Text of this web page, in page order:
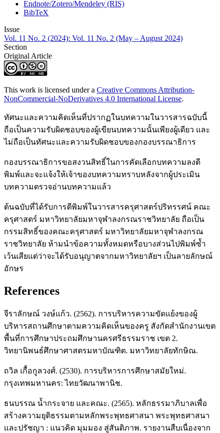
Endnote/Zotero/Mendeley (RIS)
BibTeX
Issue
Vol. 11 No. 2 (2024): Vol. 11 No. 2 (May – August 2024)
Section
Original Article
This work is licensed under a Creative Commons Attribution-
NonCommercial-NoDerivatives 4.0 International License.
ทัศนะและความคิดเห็นที่ปรากฏในบทความในวารสารฉบับนี้
ถือเป็นความรับผิดชอบของผู้เขียนบทความนั้นเพียงผู้เดียว และ
ไม่ถือเป็นทัศนะและความรับผิดชอบของกองบรรณาธิการ
กองบรรณาธิการขอสงวนสิทธิ์ในการคัดเลือกบทความลงตี
พิมพ์และจะแจ้งให้เจ้าของบทความทราบหลังจากผู้ประเมิน
บทความตรวจอ่านบทความแล้ว
ต้นฉบับที่ได้รับการตีพิมพ์ในวารสารครุศาสตร์ปริทรรศน์ คณะ
ครุศาสตร์ มหาวิทยาลัยมหาจุฬาลงกรณราชวิทยาลัย ถือเป็น
กรรมสิทธิ์ของคณะครุศาสตร์ มหาวิทยาลัยมหาจุฬาลงกรณ
ราชวิทยาลัย ห้ามนำข้อความทั้งหมดหรือบางส่วนไปพิมพ์ซ้ำ
เว้นเสียแต่ว่าจะได้รับอนุญาตจากมหาวิทยาลัยฯ เป็นลายลักษณ์
อักษร
References
จีราลักษณ์ วงษ์แก้ว. (2562). การบริหารความขัดแย้งของผู้
บริหารสถานศึกษาตามความคิดเห็นของครู สังกัดสำนักงานเขต
พื้นที่การศึกษาประถมศึกษานครศรีธรรมราช เขต 2.
วิทยานิพนธ์ศึกษาศาสตรมหาบัณฑิต. มหาวิทยาลัยทักษิณ.
ถวิล เกื้อกูลวงศ์. (2530). การบริหารการศึกษาสมัยใหม่.
กรุงเทพมหานคร: ไทยวัฒนาพานิช.
ธนบรรณ น้ำกระจาย และคณะ. (2565). หลักธรรมาภิบาลเพื่อ
สร้างความยุติธรรมตามหลักพระพุทธศาสนา พระพุทธศาสนา
และปรัชญา : แนวคิด มุมมอง สู่สันติภาพ. รายงานสืบเนื่องจาก